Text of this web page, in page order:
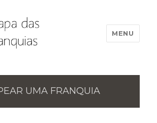
MENU
UMA FRANQUIA